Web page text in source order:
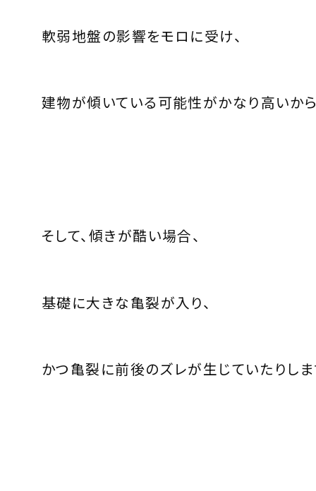
軟弱地盤の影響をモロに受け、
建物が傾いている可能性がかなり高いから
そして、傾きが酷い場合、
基礎に大きな亀裂が入り、
かつ亀裂に前後のズレが生じていたりしま